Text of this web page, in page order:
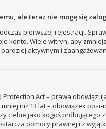
ale teraz nie mogę się
pierwszej rejestracji.
konto. Wiele witryn, aby
aktywnym i
Act – prawa
niż 13 lat – obowiązek
ciebie jako kogoś
pomocy prawnej i z